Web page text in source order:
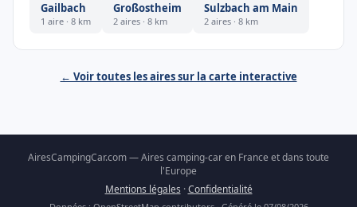
Gailbach
1 aire · 8 km
Großostheim
2 aires · 8 km
Sulzbach am Main
2 aires · 8 km
← Voir toutes les aires sur la carte interactive
AiresCampingCar.com — Aires camping-car en France et dans toute
l'Europe
Mentions légales ·Confidentialité